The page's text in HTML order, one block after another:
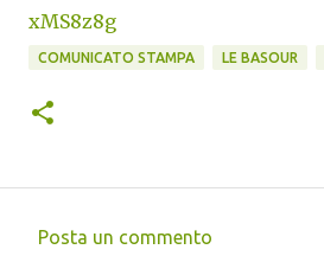
xMS8z8g
COMUNICATO STAMPA LE BASOUR
Posta un commento